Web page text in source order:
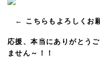
← こちらもよろしくお
応援、本当にありがとう
ません～！！